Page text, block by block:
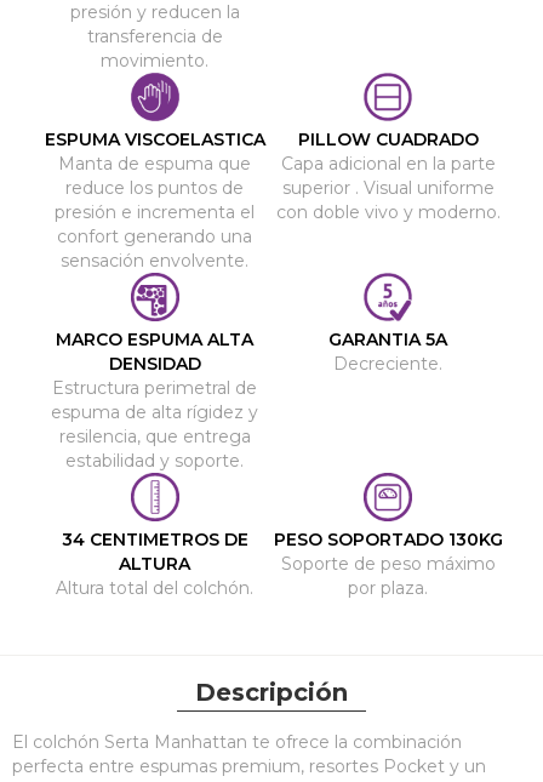
presión y reducen la
transferencia de
movimiento.
ESPUMA VISCOELASTICA
Manta de espuma que
reduce los puntos de
presión e incrementa el
confort generando una
sensación envolvente.
PILLOW CUADRADO
Capa adicional en la parte
superior . Visual uniforme
con doble vivo y moderno.
MARCO ESPUMA ALTA
DENSIDAD
Estructura perimetral de
espuma de alta rígidez y
resilencia, que entrega
estabilidad y soporte.
GARANTIA 5A
Decreciente.
34 CENTIMETROS DE
ALTURA
Altura total del colchón.
PESO SOPORTADO 130KG
Soporte de peso máximo
por plaza.
Descripción
El colchón Serta Manhattan te ofrece la combinación
perfecta entre espumas premium, resortes Pocket y un